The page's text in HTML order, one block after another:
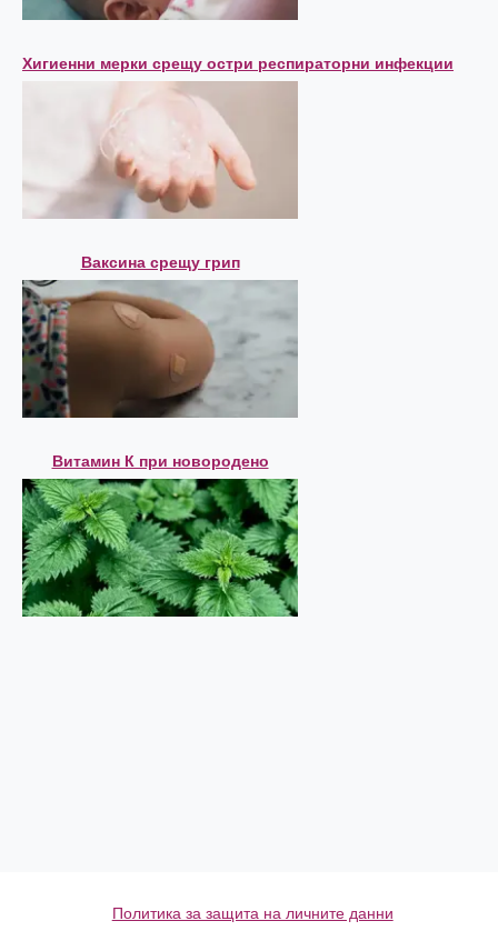
Хигиенни мерки срещу остри респираторни инфекции
Ваксина срещу грип
Витамин К при новородено
Политика за защита на личните данни